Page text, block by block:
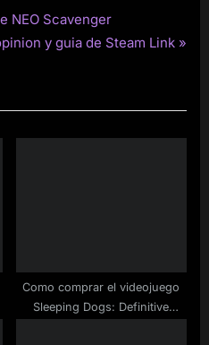
NEO Scavenger
y guia de Steam Link
Como comprar el videojuego
Sleeping Dogs: Definitive